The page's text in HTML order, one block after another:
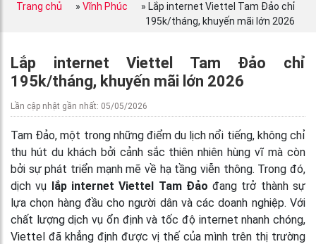
Trang chủ » Vĩnh Phúc » Lắp internet Viettel Tam Đảo chỉ
195k/tháng, khuyến mãi lớn 2026
Lắp internet Viettel Tam Đảo chỉ
195k/tháng, khuyến mãi lớn 2026
Lần cập nhật gần nhất: 05/05/2026
Tam Đảo, một trong những điểm du lịch nổi tiếng, không chỉ
thu hút du khách bởi cảnh sắc thiên nhiên hùng vĩ mà còn
bởi sự phát triển mạnh mẽ về hạ tầng viễn thông. Trong đó,
dịch vụ lắp internet Viettel Tam Đảo đang trở thành sự
lựa chọn hàng đầu cho người dân và các doanh nghiệp. Với
chất lượng dịch vụ ổn định và tốc độ internet nhanh chóng,
Viettel đã khẳng định được vị thế của mình trên thị trường